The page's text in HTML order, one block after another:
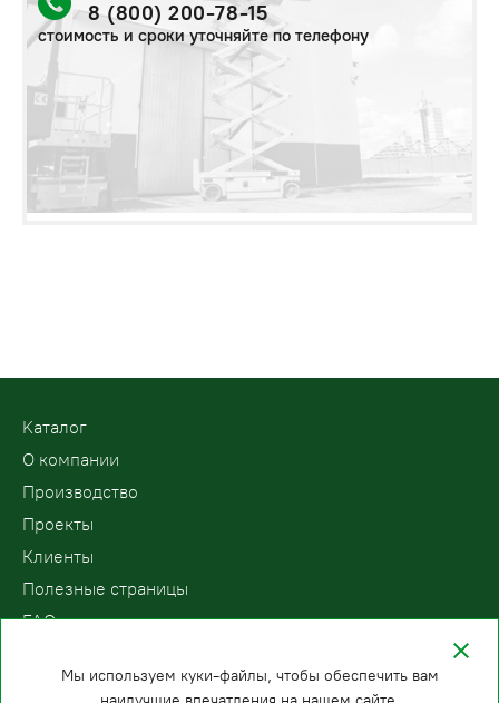
8 (800) 200-78-15
стоимость и сроки уточняйте по телефону
Kаталог
О компании
Производство
Проекты
Клиенты
Полезные страницы
FAQ
Мы используем куки-файлы, чтобы обеспечить вам